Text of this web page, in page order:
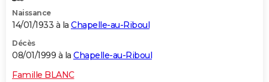
Naissance
14/01/1933 à la Chapelle-au-Riboul
Décès
08/01/1999 à la Chapelle-au-Riboul
Famille BLANC